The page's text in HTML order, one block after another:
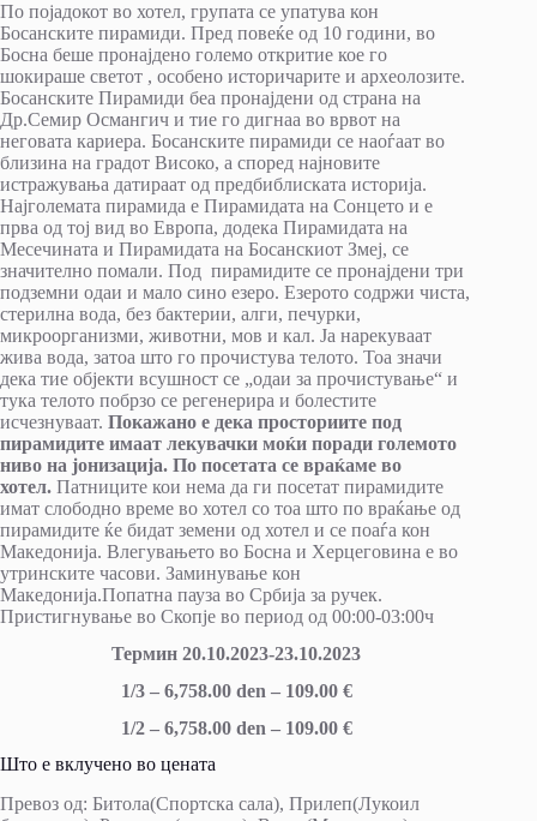
По појадокот во хотел, групата се упатува кон
Босанските пирамиди. Пред повеќе од 10 години, во
Босна беше пронајдено големо откритие кое го
шокираше светот , особено историчарите и археолозите.
Босанските Пирамиди беа пронајдени од страна на
Др.Семир Османгич и тие го дигнаа во врвот на
неговата кариера. Босанските пирамиди се наоѓаат во
близина на градот Високо, а според најновите
истражувања датираат од предбиблиската историја.
Најголемата пирамида е Пирамидата на Сонцето и е
прва од тој вид во Европа, додека Пирамидата на
Месечината и Пирамидата на Босанскиот Змеј, се
значително помали. Под пирамидите се пронајдени три
подземни одаи и мало сино езеро. Езерото содржи чиста,
стерилна вода, без бактерии, алги, печурки,
микроорганизми, животни, мов и кал. Ја нарекуваат
жива вода, затоа што го прочистува телото. Тоа значи
дека тие објекти всушност се „одаи за прочистување“ и
тука телото побрзо се регенерира и болестите
исчезнуваат. Покажано е дека просториите под
пирамидите имаат лекувачки моќи поради големото
ниво на јонизација. По посетата се враќаме во
хотел. Патниците кои нема да ги посетат пирамидите
имат слободно време во хотел со тоа што по враќање од
пирамидите ќе бидат земени од хотел и се поаѓа кон
Македонија. Влегувањето во Босна и Херцеговина е во
утринските часови. Заминување кон
Македонија.Попатна пауза во Србија за ручек.
Пристигнување во Скопје во период од 00:00-03:00ч
Термин 20.10.2023-23.10.2023
1/3 – 6,758.00 den – 109.00 €
1/2 – 6,758.00 den – 109.00 €
Што е вклучено во цената
Превоз oд: Битола(Спортска сала), Прилеп(Лукоил